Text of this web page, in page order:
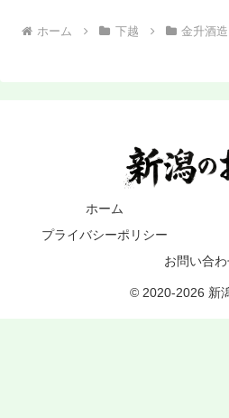
ホーム 下越 金升酒造
ホーム
プライバシーポリシー
お問い合
© 2020-2026 新